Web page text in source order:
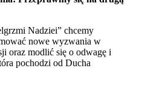
Nadziei” chcemy
nowe wyzwania w
oraz modlić się o odwagę i
pochodzi od Ducha